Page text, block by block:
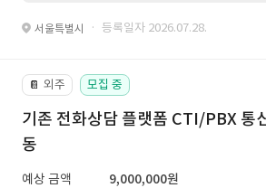
서울특별시 · 등록일자 2026.07.28.
📔 외주 모집 중
기존 전화상담 플랫폼 CTI/PBX 통
동
예상 금액
9,000,000원